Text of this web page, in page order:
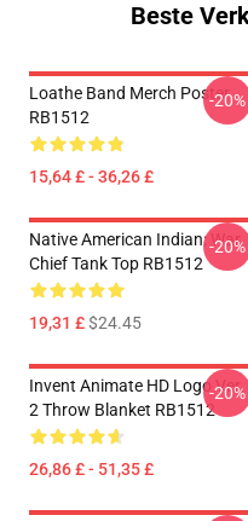
Beste
Loathe Band Merch Poster
RB1512
15,64 £ - 36,26 £
-20%
Native American Indian: War
Chief Tank Top RB1512
19,31 £$24.45
-20%
Invent Animate HD Logo Ver.
2 Throw Blanket RB1512
26,86 £ - 51,35 £
-20%